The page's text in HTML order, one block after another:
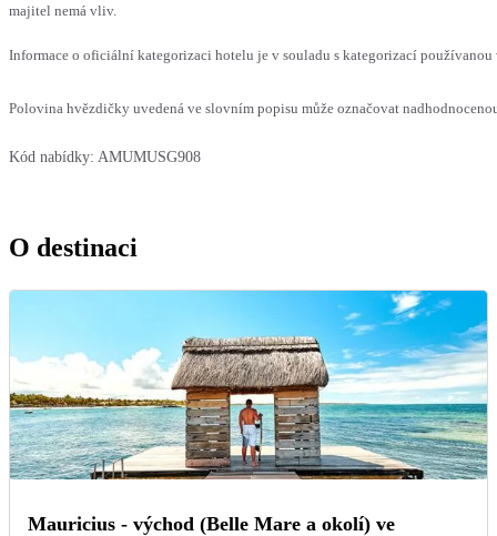
majitel nemá vliv.
Informace o oficiální kategorizaci hotelu je v souladu s kategorizací
Polovina hvězdičky uvedená ve slovním popisu může označovat
Kód nabídky: AMUMUSG908
O destinaci
Mauricius - východ (Belle Mare a okolí) ve